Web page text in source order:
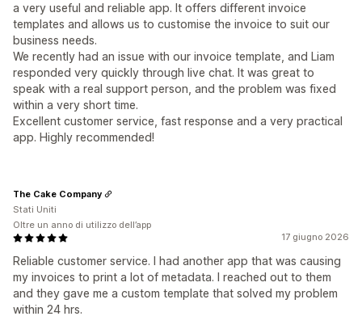
a very useful and reliable app. It offers different invoice
templates and allows us to customise the invoice to suit our
business needs.
We recently had an issue with our invoice template, and Liam
responded very quickly through live chat. It was great to
speak with a real support person, and the problem was fixed
within a very short time.
Excellent customer service, fast response and a very practical
app. Highly recommended!
17 giugno 2026
Reliable customer service. I had another app that was causing
my invoices to print a lot of metadata. I reached out to them
and they gave me a custom template that solved my problem
within 24 hrs.
The Cake Company
Stati Uniti
Oltre un anno di utilizzo dell’app